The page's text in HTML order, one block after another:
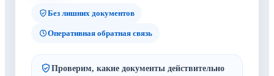
Без лишних документов
Оперативная обратная связь
Проверим, какие документы действительно